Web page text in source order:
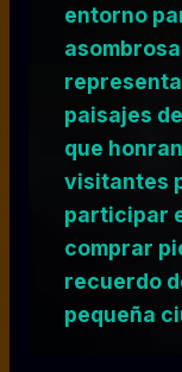
entorno
paisajes
que
visitantes
participar
comprar
recuerdo
pequeña